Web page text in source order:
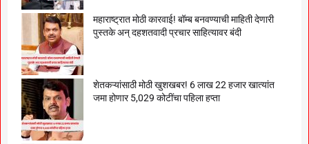
महाराष्ट्रात मोठी कारवाई! बॉम्ब बनवण्याची माहिती देणारी
पुस्तके अन् दहशतवादी प्रचार साहित्यावर बंदी
शेतकऱ्यांसाठी मोठी खुशखबर! 6 लाख 22 हजार खात्यांत
जमा होणार 5,029 कोटींचा पहिला हप्ता